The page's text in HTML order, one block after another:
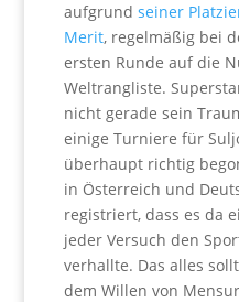
aufgrund seiner
Merit, regelmäßig bei
ersten Runde auf die
Weltrangliste.
nicht gerade sein
einige Turniere für
überhaupt richtig
in Österreich und
registriert, dass es da
jeder Versuch den
verhallte. Das alles
dem Willen von